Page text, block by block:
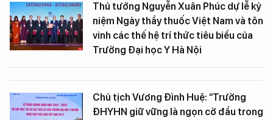
Thủ tướng Nguyễn Xuân Phúc dự lễ kỷ
niệm Ngày thầy thuốc Việt Nam và tôn
vinh các thế hệ trí thức tiêu biểu của
Trường Đại học Y Hà Nội
Chủ tịch Vương Đình Huệ: “Trường
ĐHYHN giữ vững là ngọn cờ đầu trong